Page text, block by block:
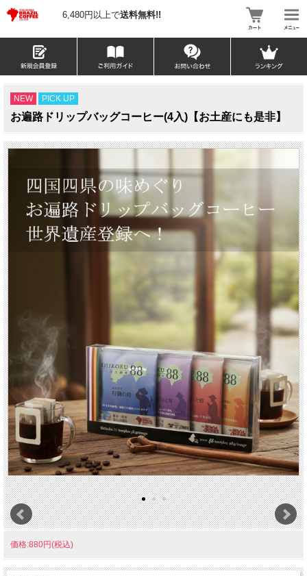
6,480円以上で送料無料!!
NEW PICK UP
お遍路ドリップバッグコーヒー(4入)【お土産にも是非】
価格:880円(税込)